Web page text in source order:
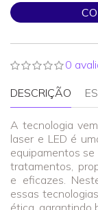
0
DESCRIÇÃO
A tecnologia
laser e LED é
equipamentos
tratamentos,
e eficazes.
essas
ética, garantindo